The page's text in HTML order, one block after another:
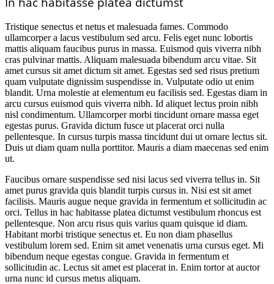
Tristique senectus et netus et malesuada fames. Commodo
ullamcorper a lacus vestibulum sed arcu. Felis eget nunc lobortis
mattis aliquam faucibus purus in massa. Euismod quis viverra nibh
cras pulvinar mattis. Aliquam malesuada bibendum arcu vitae. Sit
amet cursus sit amet dictum sit amet. Egestas sed sed risus pretium
quam vulputate dignissim suspendisse in. Vulputate odio ut enim
blandit. Urna molestie at elementum eu facilisis sed. Egestas diam in
arcu cursus euismod quis viverra nibh. Id aliquet lectus proin nibh
nisl condimentum. Ullamcorper morbi tincidunt ornare massa eget
egestas purus. Gravida dictum fusce ut placerat orci nulla
pellentesque. In cursus turpis massa tincidunt dui ut ornare lectus sit.
Duis ut diam quam nulla porttitor. Mauris a diam maecenas sed enim
ut.
Faucibus ornare suspendisse sed nisi lacus sed viverra tellus in. Sit
amet purus gravida quis blandit turpis cursus in. Nisi est sit amet
facilisis. Mauris augue neque gravida in fermentum et sollicitudin ac
orci. Tellus in hac habitasse platea dictumst vestibulum rhoncus est
pellentesque. Non arcu risus quis varius quam quisque id diam.
Habitant morbi tristique senectus et. Eu non diam phasellus
vestibulum lorem sed. Enim sit amet venenatis urna cursus eget. Mi
bibendum neque egestas congue. Gravida in fermentum et
sollicitudin ac. Lectus sit amet est placerat in. Enim tortor at auctor
urna nunc id cursus metus aliquam.